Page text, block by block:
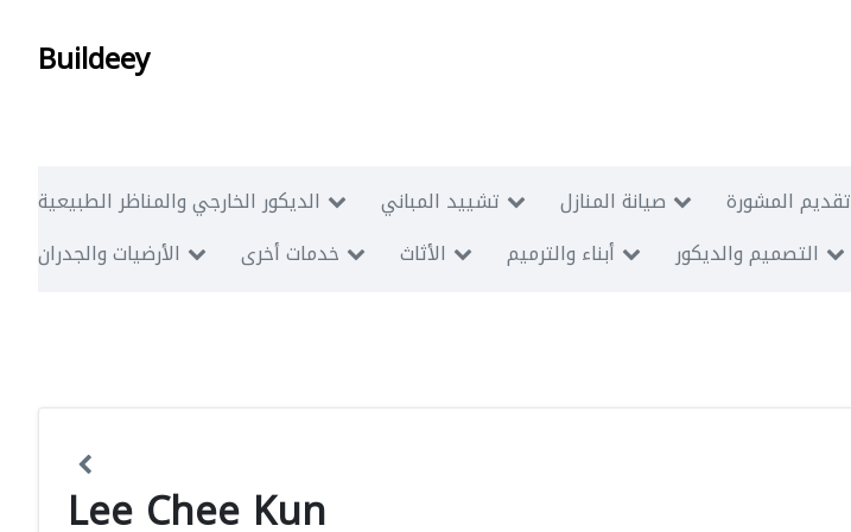
Buildeey
الديكور الخارجي والمناظر الطبيعية تشييد المباني صيانة المنازل تقديم المشورة
الأرضيات والجدران
خدمات أخرى الأثاث أبناء والترميم التصميم والديكور
Lee Chee Kun